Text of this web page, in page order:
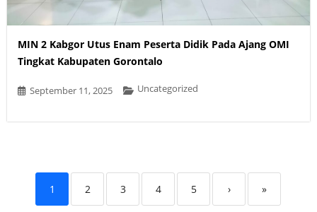
MIN 2 Kabgor Utus Enam Peserta Didik Pada Ajang OMI
Tingkat Kabupaten Gorontalo
September 11, 2025 Uncategorized
1 2 3 4 5 › »